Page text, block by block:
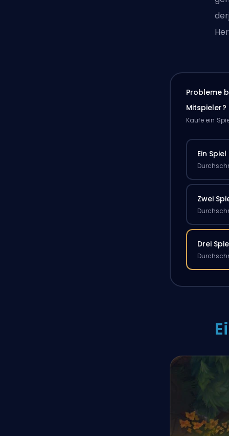
Probleme
Mitspieler?
Kaufe ein
Ein Spiel
Zwei
Drei